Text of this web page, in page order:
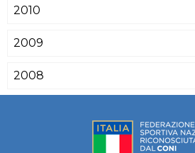
2010
2009
2008